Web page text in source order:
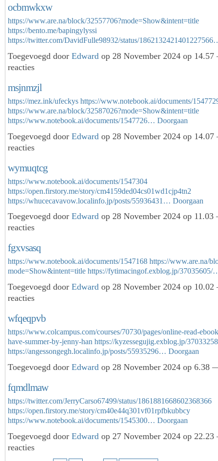
ocbmwkxw
https://www.are.na/block/32557706?mode=Show&intent=title
https://bento.me/bapingylyssi
https://twitter.com/DavidFulle98932/status/
Toegevoegd door Edward op 28 November 2024 op
reacties
msjnmzjl
https://mez.ink/ufeckys https://www.notebook.ai/documents/
https://www.are.na/block/32587026?mode=Show&intent=title
https://www.notebook.ai/documents/1547726… Doorgaan
Toegevoegd door Edward op 28 November 2024 op
reacties
wymuqtcg
https://www.notebook.ai/documents/1547304
https://open.firstory.me/story/cm4159ded04cs01wd1cjp4tn2
https://whucecavavow.localinfo.jp/posts/55936431… Doorgaan
Toegevoegd door Edward op 28 November 2024 op
reacties
fgxvsasq
https://www.notebook.ai/documents/1547168 https://www.are.na/
mode=Show&intent=title https://fytimacingof.exblog.jp/37035605/
Toegevoegd door Edward op 28 November 2024 op
reacties
wfqeqpvb
https://www.colcampus.com/courses/70730/pages/online-read-
have-summer-by-jenny-han https://kyzessegujig.exblog.jp/
https://angessongegh.localinfo.jp/posts/55935296… Doorgaan
Toegevoegd door Edward op 28 November 2024 op 6.38
fqmdlmaw
https://twitter.com/JerryCarso67499/status/1861881668602368366
https://open.firstory.me/story/cm40e44q301vf01rpfbkubbcy
https://www.notebook.ai/documents/1545300… Doorgaan
Toegevoegd door Edward op 27 November 2024 op
reacties